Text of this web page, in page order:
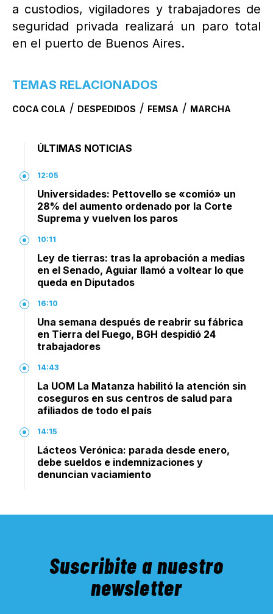
a custodios, vigiladores y trabajadores de
seguridad privada realizará un paro total
en el puerto de Buenos Aires.
TEMAS RELACIONADOS
COCA COLA / DESPEDIDOS / FEMSA / MARCHA
ÚLTIMAS NOTICIAS
12:05
Universidades: Pettovello se «comió» un
28% del aumento ordenado por la Corte
Suprema y vuelven los paros
10:11
Ley de tierras: tras la aprobación a medias
en el Senado, Aguiar llamó a voltear lo que
queda en Diputados
16:10
Una semana después de reabrir su fábrica
en Tierra del Fuego, BGH despidió 24
trabajadores
14:43
La UOM La Matanza habilitó la atención sin
coseguros en sus centros de salud para
afiliados de todo el país
14:15
Lácteos Verónica: parada desde enero,
debe sueldos e indemnizaciones y
denuncian vaciamiento
Suscribite a nuestro
newsletter